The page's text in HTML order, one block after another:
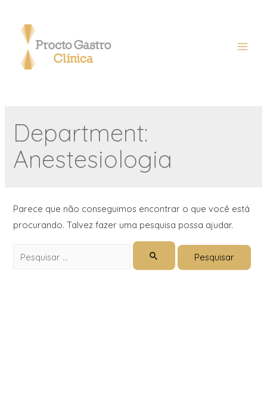
Department:
Anestesiologia
Parece que não conseguimos encontrar o que você está
procurando. Talvez fazer uma pesquisa possa ajudar.